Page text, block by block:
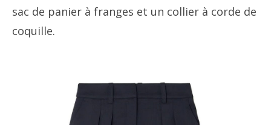
sac de panier à franges et un collier à corde de
coquille.